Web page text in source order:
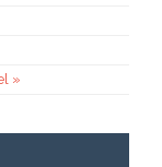
»